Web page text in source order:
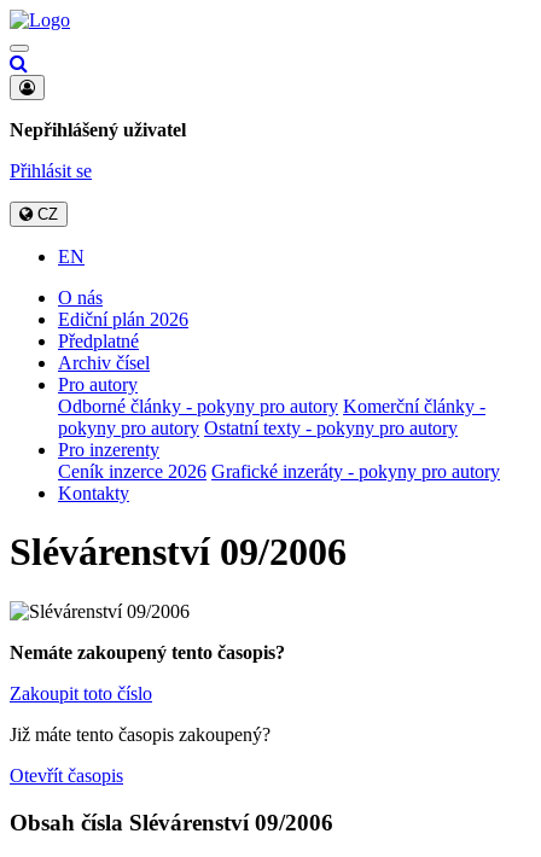
Nepřihlášený uživatel
Přihlásit se
CZ
EN
O nás
Ediční plán 2026
Předplatné
Archiv čísel
Pro autory
Odborné články - pokyny pro autory Komerční články -
pokyny pro autory Ostatní texty - pokyny pro autory
Pro inzerenty
Ceník inzerce 2026 Grafické inzeráty - pokyny pro autory
Kontakty
Slévárenství 09/2006
Nemáte zakoupený tento časopis?
Zakoupit toto číslo
Již máte tento časopis zakoupený?
Otevřít časopis
Obsah čísla Slévárenství 09/2006